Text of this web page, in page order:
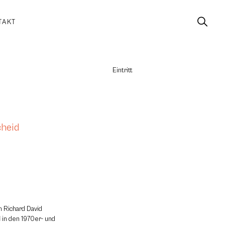
Eintritt
Richard David
den 1970er- und